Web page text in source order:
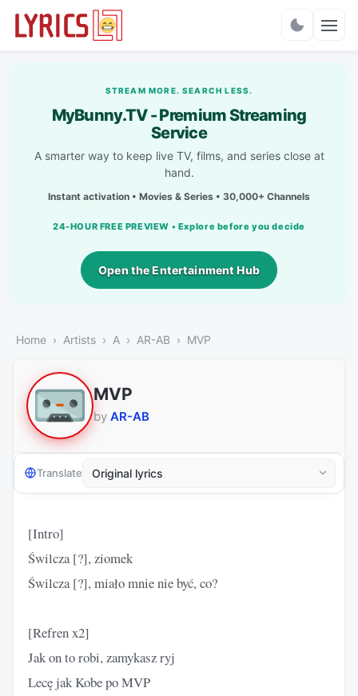
STREAM MORE. SEARCH LESS.
MyBunny.TV - Premium Streaming
Service
A smarter way to keep live TV, films, and series close at
hand.
Instant activation • Movies & Series • 30,000+ Channels
24-HOUR FREE PREVIEW • Explore before you decide
Open the Entertainment Hub
Home Artists A AR-AB MVP
MVP
by AR-AB
Translate
[Intro]
Świlcza [?], ziomek
Świlcza [?], miało mnie nie być, co?
[Refren x2]
Jak on to robi, zamykasz ryj
Lecę jak Kobe po MVP